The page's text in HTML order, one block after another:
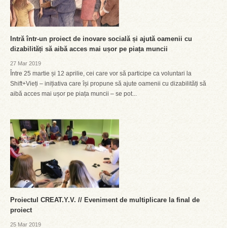
Intră într-un proiect de inovare socială și ajută oamenii cu
dizabilități să aibă acces mai ușor pe piața muncii
27 Mar 2019
Între 25 martie și 12 aprilie, cei care vor să participe ca voluntari la
Shift+Vieți – inițiativa care își propune să ajute oamenii cu dizabilități să
aibă acces mai ușor pe piața muncii – se pot...
Proiectul CREAT.Y.V. // Eveniment de multiplicare la final de
proiect
25 Mar 2019